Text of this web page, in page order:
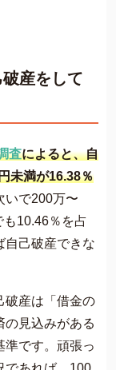
産をして
査によると、自
未満が16.38％
いで200万〜
10.46％を占
自己破産できな
破産は「借金の
の見込みがある
準です。頑張っ